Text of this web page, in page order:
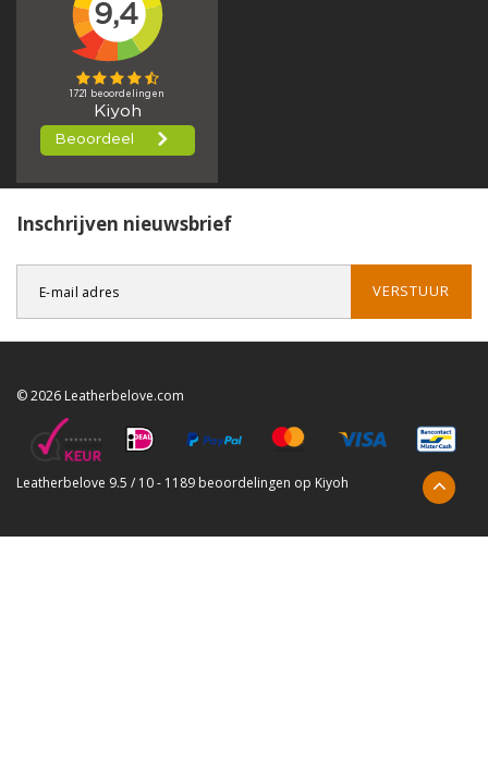
Inschrijven nieuwsbrief
VERSTUUR
© 2026 Leatherbelove.com
Leatherbelove 9.5 / 10- 1189 beoordelingen op Kiyoh